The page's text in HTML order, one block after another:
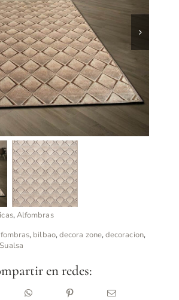
,Alfombras
, bilbao,decora zone,decoracion,
Sualsa
en redes: